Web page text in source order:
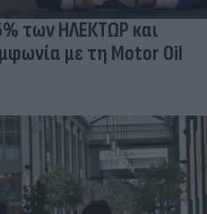
των ΗΛΕΚΤΩΡ και
με τη Motor Oil